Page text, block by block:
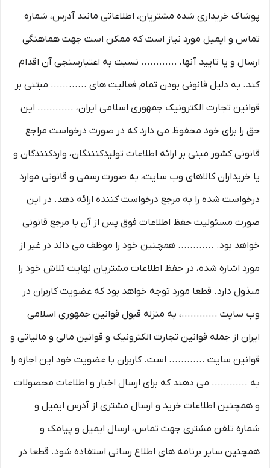
پوشاک خریداری شده مشتریان، اطلاعاتی مانند آدرس، شماره
تماس و ایمیل مورد نیاز است که ممکن است جهت هماهنگی
ارسال و یا تایید آنها، ............ نسبت به اعتبارسنجی آن اقدام
کند. به دلیل قانونی بودن تمام فعالیت های ............ مبتنی بر
قوانین تجارت الکترونیک جمهوری اسلامی ایران، ............ این
حق را برای خود محفوظ می دارد که در صورت درخواست مراجع
قانونی کشور مبنی بر ارائه اطلاعات تولیدکنندگان، واردکنندگان و
یا خریداران کالاهای وب سایت، به صورت رسمی و قانونی موارد
درخواست شده را به مرجع درخواست کننده ارائه دهد. در این
صورت مسئولیت حفظ اطلاعات فوق پس از آن با مرجع قانونی
خواهد بود. ............ همچنین خود را موظف می داند در غیر از
مورد اشاره شده، در حفظ اطلاعات مشتریان نهایت تلاش خود را
مبذول دارد. قطعا مورد توجه خواهد بود که عضویت کاربران در
وب سایت ............، به منزله قبول قوانین جمهوری اسلامی
ایران از جمله قوانین تجارت الکترونیک و قوانین مالی و مالیاتی و
قوانین سایت ............ است. کاربران با عضویت خود این اجازه را
به ............ می دهند که برای ارسال اخبار و اطلاعات محصولات
و همچنین اطلاعات خرید و ارسال مشتری از آدرس ایمیل و
شماره تلفن مشتری جهت تماس، ارسال ایمیل و پیامک و
همچنین سایر برنامه های اطلاع رسانی استفاده شود. قطعا در